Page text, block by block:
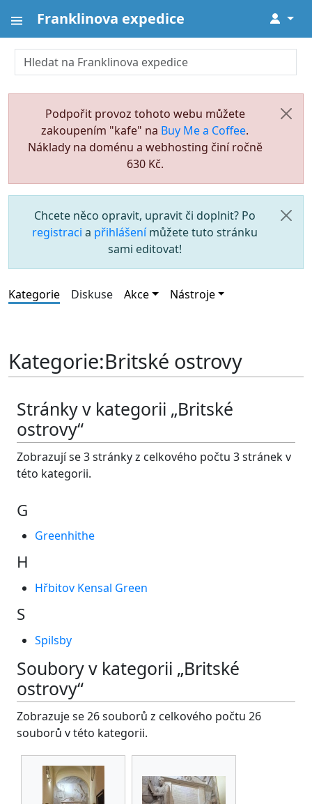
Franklinova expedice ↓
Podpořit provoz tohoto webu můžete
zakoupením "kafe" na Buy Me a Coffee.
Náklady na doménu a webhosting činí ročně
630 Kč.
Chcete něco opravit, upravit či doplnit? Po
registraci a přihlášenímůžete tuto stránku
sami editovat!
Kategorie Diskuse Akce Nástroje
Kategorie:Britské ostrovy
Stránky v kategorii „Britské
ostrovy“
Zobrazují se 3 stránky z celkového počtu 3 stránek v
této kategorii.
G
Greenhithe
H
Hřbitov Kensal Green
S
Spilsby
Soubory v kategorii „Britské
ostrovy“
Zobrazuje se 26 souborů z celkového počtu 26
souborů v této kategorii.